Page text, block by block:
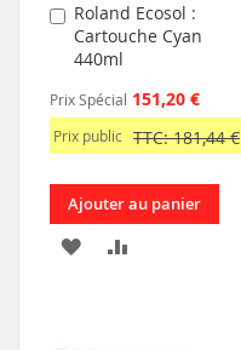
Roland Ecosol :
Cartouche Cyan
440ml
Prix Spécial 151,20 €
Prix public TTC: 181,44 €
Ajouter
au
panier
Ajouter au panier
AJOUTER